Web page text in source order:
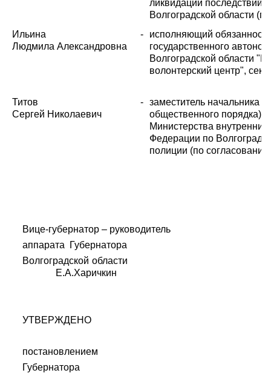
ликвидации последствий
Волгоградской области
Ильина
Людмила Александровна
-
исполняющий
государственного
Волгоградской области
волонтерский центр",
Титов
Сергей Николаевич
-
заместитель начальника
общественного порядка)
Министерства
Федерации по
полиции (по
Вице-губернатор – руководитель
аппарата Губернатора
Волгоградской области
Е.А.Харичкин
УТВЕРЖДЕНО
постановлением
Губернатора